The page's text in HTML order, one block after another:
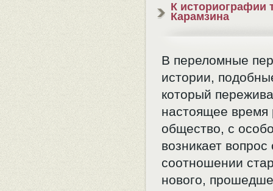
К историографии
Карамзина
В переломные
истории,
который
настоящее время
общество, с
возникает вопрос
соотношении
нового,